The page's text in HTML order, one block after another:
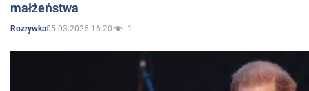
małżeństwa
Rozrywka05.03.2025 16:20 1